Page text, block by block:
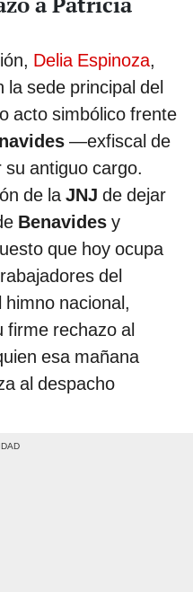
Delia Espinoza,
la sede principal del
acto simbólico frente
—exfiscal de
antiguo cargo.
de laJNJ de dejar
Benavides y
que hoy ocupa
del
nacional,
rechazo al
esa mañana
al despacho